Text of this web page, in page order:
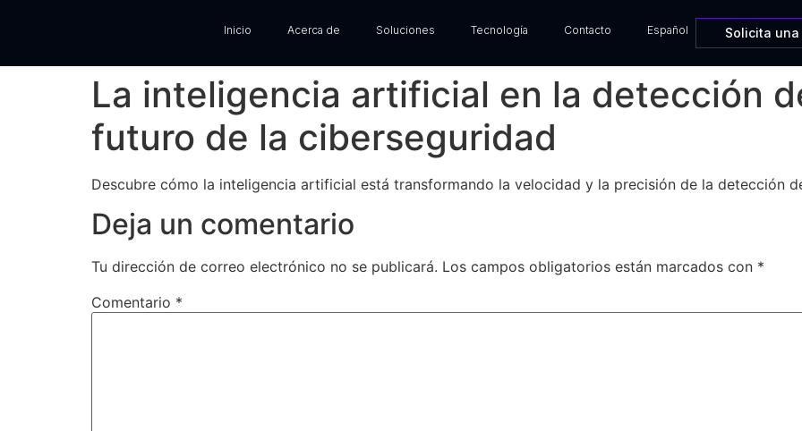
Inicio Acerca de Soluciones Tecnología Contacto Español Solicita
La inteligencia artificial en la detección
futuro de la ciberseguridad
Descubre cómo la inteligencia artificial está transformando la velocidad y la precisión de la detección
Deja un comentario
Tu dirección de correo electrónico no se publicará. Los campos obligatorios están marcados con *
Comentario *